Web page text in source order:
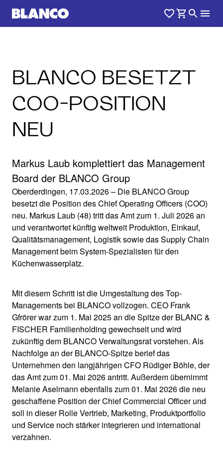
BLANCO BESETZT
COO-POSITION
NEU
Markus Laub komplettiert das Management
Board der BLANCO Group
Oberderdingen, 17.03.2026 – Die BLANCO Group
besetzt die Position des Chief Operating Officers (COO)
neu. Markus Laub (48) tritt das Amt zum 1. Juli 2026 an
und verantwortet künftig weltweit Produktion, Einkauf,
Qualitätsmanagement, Logistik sowie das Supply Chain
Management beim System-Spezialisten für den
Küchenwasserplatz.
Mit diesem Schritt ist die Umgestaltung des Top-
Managements bei BLANCO vollzogen. CEO Frank
Gfrörer war zum 1. Mai 2025 an die Spitze der BLANC &
FISCHER Familienholding gewechselt und wird
zukünftig dem BLANCO Verwaltungsrat vorstehen. Als
Nachfolge an der BLANCO-Spitze berief das
Unternehmen den langjährigen CFO Rüdiger Böhle, der
das Amt zum 01. Mai 2026 antritt. Außerdem übernimmt
Melanie Aselmann ebenfalls zum 01. Mai 2026 die neu
geschaffene Position der Chief Commercial Officer und
soll in dieser Rolle Vertrieb, Marketing, Produktportfolio
und Service noch stärker integrieren und international
verzahnen.